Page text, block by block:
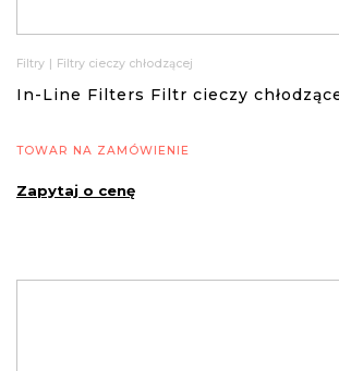
Filtry Filtry cieczy chłodzącej
In-Line Filters Filtr cieczy
TOWAR NA ZAMÓWIENIE
Zapytaj o cenę